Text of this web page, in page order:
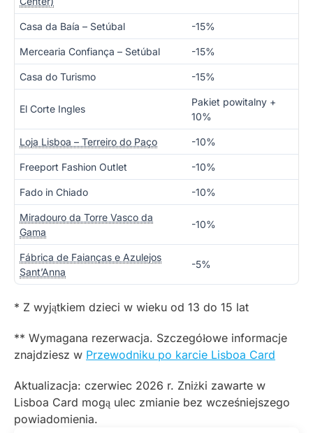
Casa da Baía – Setúbal -15%
Mercearia Confiança – Setúbal -15%
Casa do Turismo -15%
El Corte Ingles
Pakiet powitalny +
10%
Loja Lisboa – Terreiro do Paço -10%
Freeport Fashion Outlet -10%
Fado in Chiado -10%
Miradouro da Torre Vasco da
Gama
-10%
Fábrica de Faianças e Azulejos
Sant’Anna
-5%
* Z wyjątkiem dzieci w wieku od 13 do 15 lat
** Wymagana rezerwacja. Szczegółowe informacje
znajdziesz w Przewodniku po karcie Lisboa Card
Aktualizacja: czerwiec 2026 r. Zniżki zawarte w
Lisboa Card mogą ulec zmianie bez wcześniejszego
powiadomienia.